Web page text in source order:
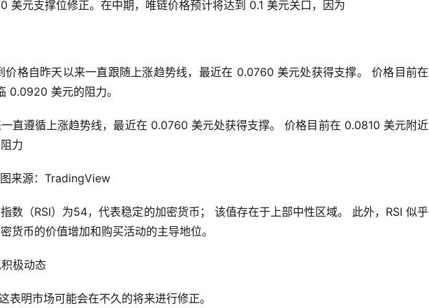
美元支撑位修正。在中期，唯链价格预计将达到 0.1 美元关口，因为
格自昨天以来一直跟随上涨趋势线，最近在 0.0760 美元处获得支撑。 价格目前在
0.0920 美元的阻力。
直遵循上涨趋势线，最近在 0.0760 美元处获得支撑。 价格目前在 0.0810 美元附近
力
来源：TradingView
数（RSI）为54，代表稳定的加密货币； 该值存在于上部中性区域。 此外，RSI 似乎
货币的价值增加和购买活动的主导地位。
极动态
表明市场可能会在不久的将来进行修正。